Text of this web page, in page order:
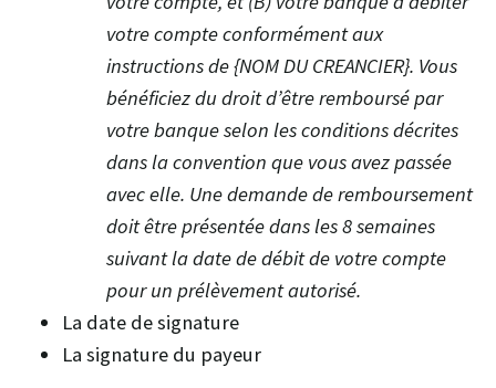
votre compte conformément aux
instructions de {NOM DU CREANCIER}. Vous
bénéficiez du droit d’être remboursé par
votre banque selon les conditions décrites
dans la convention que vous avez passée
avec elle. Une demande de remboursement
doit être présentée dans les 8 semaines
suivant la date de débit de votre compte
pour un prélèvement autorisé.
La date de signature
La signature du payeur